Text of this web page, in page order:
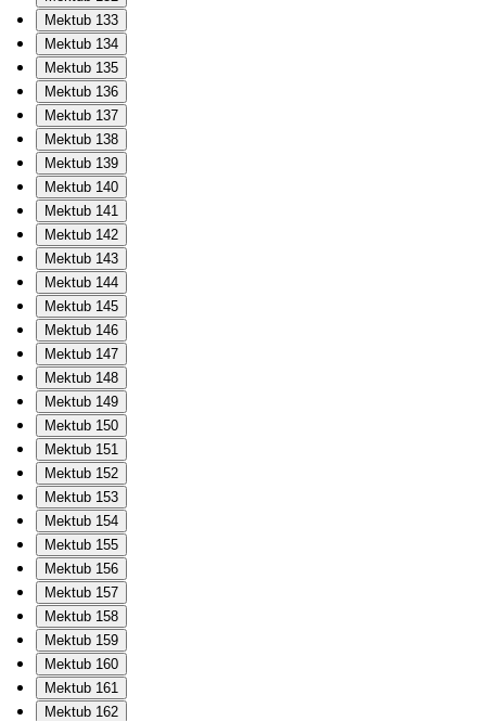
Mektub 133
Mektub 134
Mektub 135
Mektub 136
Mektub 137
Mektub 138
Mektub 139
Mektub 140
Mektub 141
Mektub 142
Mektub 143
Mektub 144
Mektub 145
Mektub 146
Mektub 147
Mektub 148
Mektub 149
Mektub 150
Mektub 151
Mektub 152
Mektub 153
Mektub 154
Mektub 155
Mektub 156
Mektub 157
Mektub 158
Mektub 159
Mektub 160
Mektub 161
Mektub 162